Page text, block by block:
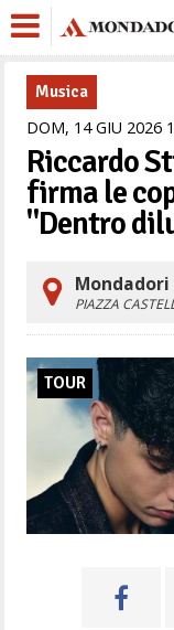
Musica
DOM, 14 GIU 2026
Riccardo
firma le
"Dentro
PIAZZA
TOUR